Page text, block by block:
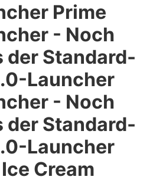
Prime
- Noch
der Standard-
Launcher
- Noch
der Standard-
Launcher
Cream